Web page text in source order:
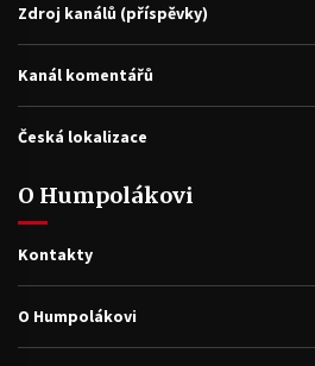
Zdroj kanálů (příspěvky)
Kanál komentářů
Česká lokalizace
O Humpolákovi
Kontakty
O Humpolákovi